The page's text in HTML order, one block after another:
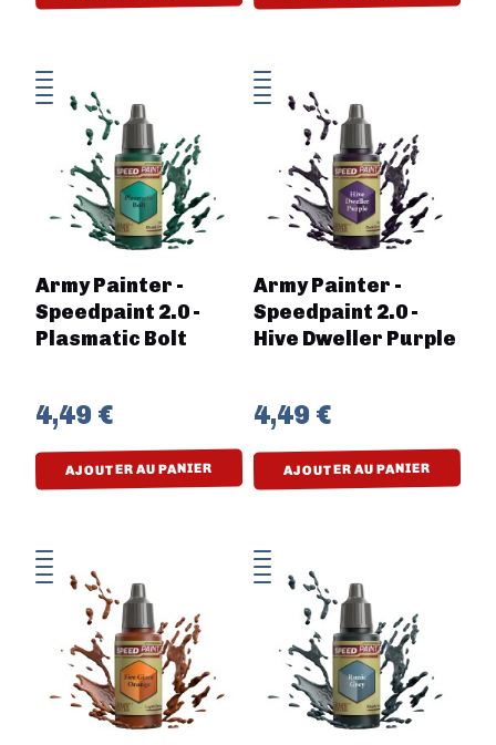
Army Painter -
Speedpaint 2.0 -
Plasmatic Bolt
4,49 €
AJOUTER AU PANIER
Army Painter -
Speedpaint 2.0 -
Hive Dweller Purple
4,49 €
AJOUTER AU PANIER